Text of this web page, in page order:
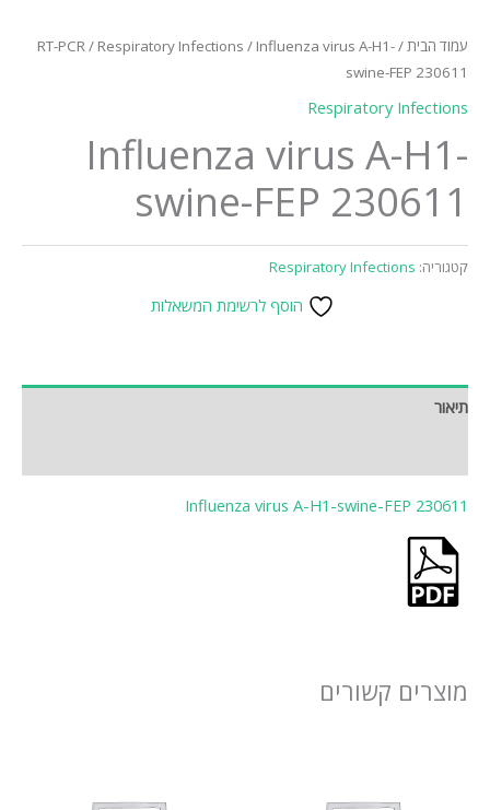
עמוד הבית/
RT-PCR/ Respiratory Infections / Influenza virus A-H1-
swine-FEP 230611
Respiratory Infections
Influenza virus A-H1-
swine-FEP 230611
קטגוריה: Respiratory Infections
הוסף לרשימת המשאלות
תיאור
Influenza virus A-H1-swine-FEP 230611
מוצרים קשורים